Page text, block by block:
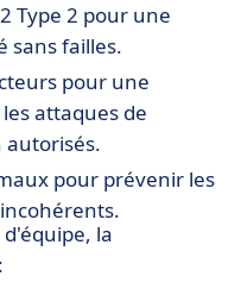
Type 2 pour une
sans failles.
pour une
attaques de
autorisés.
pour prévenir les
la